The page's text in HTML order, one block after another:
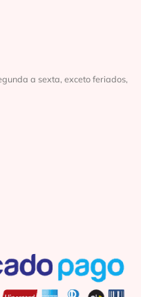
a sexta, exceto feriados,